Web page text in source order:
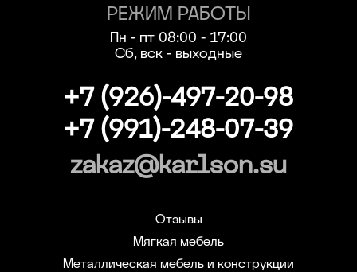
РЕЖИМ РАБОТЫ
Пн - пт 08:00 - 17:00
Сб, вск - выходные
+7 (926)-497-20-98
+7 (991)-248-07-39
zakaz@karlson.su
Отзывы
Мягкая мебель
Металлическая мебель и конструкции